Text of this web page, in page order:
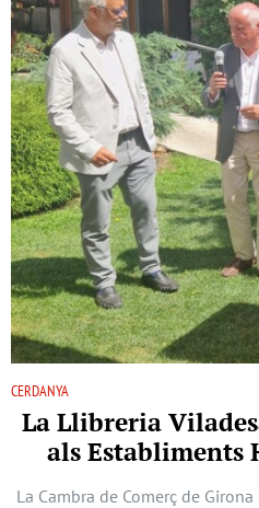
CERDANYA
La Llibreria
als Establiments
La Cambra de Comerç de